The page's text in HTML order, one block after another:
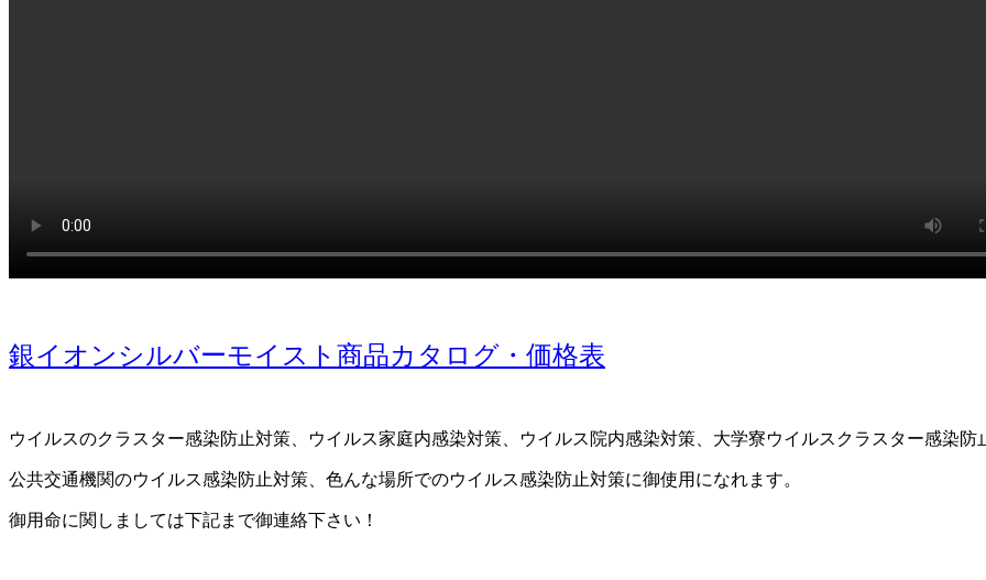
銀イオンシルバーモイスト商品カタログ・価格表
ウイルスのクラスター感染防止対策、ウイルス家庭内感染対策、ウイルス院内感染対策、大学寮ウイルスクラスター感染防
公共交通機関のウイルス感染防止対策、色んな場所でのウイルス感染防止対策に御使用になれます。
御用命に関しましては下記まで御連絡下さい！